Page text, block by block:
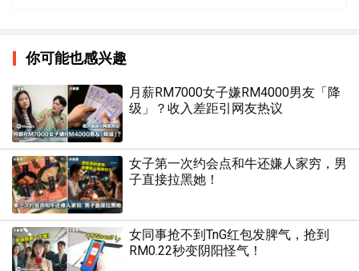
你可能也感兴趣
月薪RM7000女子嫌RM4000男友「降
级」？收入差距引网友热议
女子第一次约会点和牛还嫌人家穷，男
子直接拉黑她！
女同事抢不到TnG红包发脾气，抢到
RM0.22秒变阴阳怪气！